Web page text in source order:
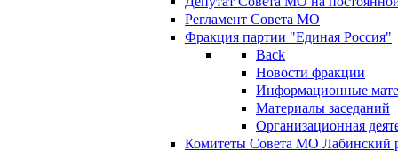
Регламент Совета МО
Фракция партии "Единая Россия"
Back
Новости фракции
Информационные
Материалы заседаний
Организационная
Комитеты Совета МО Лабинский